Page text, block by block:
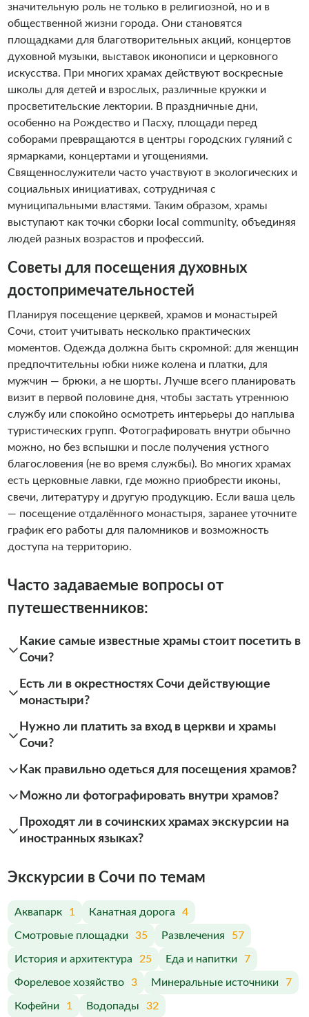
значительную роль не только в религиозной, но и в
общественной жизни города. Они становятся
площадками для благотворительных акций, концертов
духовной музыки, выставок иконописи и церковного
искусства. При многих храмах действуют воскресные
школы для детей и взрослых, различные кружки и
просветительские лектории. В праздничные дни,
особенно на Рождество и Пасху, площади перед
соборами превращаются в центры городских гуляний с
ярмарками, концертами и угощениями.
Священнослужители часто участвуют в экологических и
социальных инициативах, сотрудничая с
муниципальными властями. Таким образом, храмы
выступают как точки сборки local community, объединяя
людей разных возрастов и профессий.
Советы для посещения духовных
достопримечательностей
Планируя посещение церквей, храмов и монастырей
Сочи, стоит учитывать несколько практических
моментов. Одежда должна быть скромной: для женщин
предпочтительны юбки ниже колена и платки, для
мужчин — брюки, а не шорты. Лучше всего планировать
визит в первой половине дня, чтобы застать утреннюю
службу или спокойно осмотреть интерьеры до наплыва
туристических групп. Фотографировать внутри обычно
можно, но без вспышки и после получения устного
благословения (не во время службы). Во многих храмах
есть церковные лавки, где можно приобрести иконы,
свечи, литературу и другую продукцию. Если ваша цель
— посещение отдалённого монастыря, заранее уточните
график его работы для паломников и возможность
доступа на территорию.
Часто задаваемые вопросы от
путешественников:
Какие самые известные храмы стоит посетить в
Сочи?
Есть ли в окрестностях Сочи действующие
монастыри?
Нужно ли платить за вход в церкви и храмы
Сочи?
Как правильно одеться для посещения храмов?
Можно ли фотографировать внутри храмов?
Проходят ли в сочинских храмах экскурсии на
иностранных языках?
Экскурсии в Сочи по темам
Аквапарк 1 Канатная дорога 4
Смотровые площадки 35 Развлечения 57
История и архитектура 25 Еда и напитки 7
Форелевое хозяйство 3 Минеральные источники 7
Кофейни 1 Водопады 32